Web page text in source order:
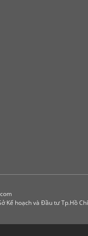
Kế hoạch và Đầu tư Tp.Hồ Chí